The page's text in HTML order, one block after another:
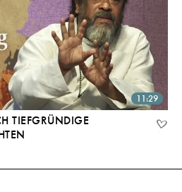
11:29
TIEFGRÜNDIGE